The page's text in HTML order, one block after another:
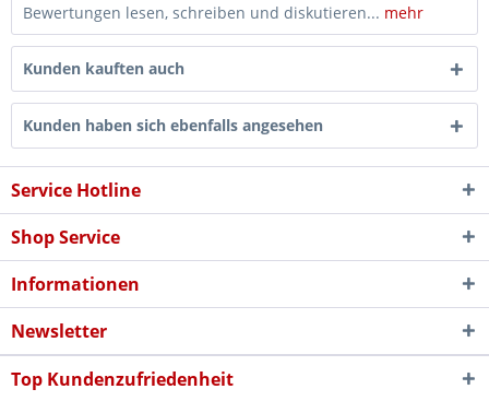
Bewertungen lesen, schreiben und diskutieren... mehr
Kunden kauften auch
Kunden haben sich ebenfalls angesehen
Service Hotline
Shop Service
Informationen
Newsletter
Top Kundenzufriedenheit